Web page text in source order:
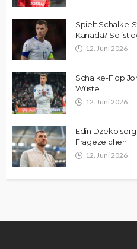
Spielt Schalke-
Kanada? So ist
12. Juni 2026
Schalke-Flop
Wüste
12. Juni 2026
Edin Dzeko
Fragezeichen
12. Juni 2026